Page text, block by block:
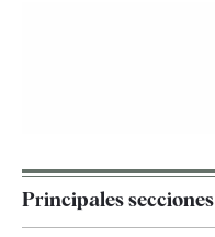
Principales secciones